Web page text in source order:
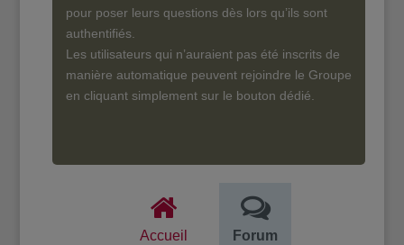
pour poser leurs questions dès lors qu’ils sont
authentifiés.
Les utilisateurs qui n’auraient pas été inscrits de
manière automatique peuvent rejoindre le Groupe
en cliquant simplement sur le bouton dédié.
Accueil Forum